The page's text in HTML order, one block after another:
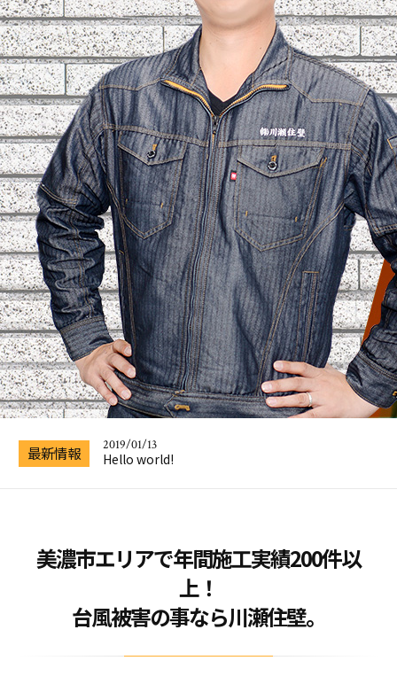
最新情報
2019/01/13
Hello world!
2019/01/14
Wordpressデフォルト設定表示
2019/01/13
Hello world!
美濃市エリアで年間施工実績200件以
上！
台風被害の事なら川瀬住壁。